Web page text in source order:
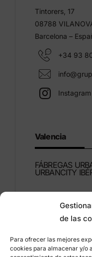
de las
Para ofrecer las mejores
cookies para almacenar y/o
Tintorers, 17
08788
Barcelona –
+34 93
Valencia
FÁBREGAS
URBANCITY
46960 ALDAIA
Valencia –
+34 96